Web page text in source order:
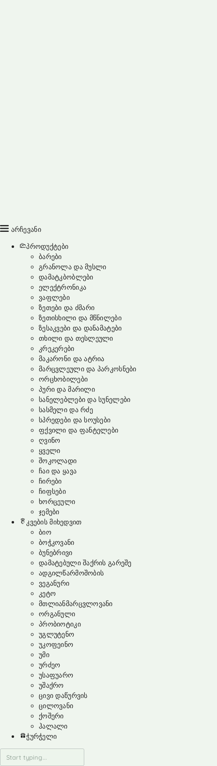
არჩევანი
პროდუქტები
ბარები
გრანოლა და მუსლი
დამატკბობლები
ელექტრონიკა
ვაფლები
ზეთები და ძმარი
ზეთისხილი და მწნილები
ზესაკვები და დანამატები
თხილი და თესლეული
კრეკერები
მაკარონი და ატრია
მარცვლეული და პარკოსნები
ორცხობილები
პური და მარილი
სანელებლები და სუნელები
სასმელი და რძე
სპრედები და სოუსები
ფქვილი და ფანტელები
ღვინო
ყველი
შოკოლადი
ჩაი და ყავა
ჩირები
ჩიფსები
ხორცეული
ჯემები
კვების მიხედვით
ბიო
ბოჭკოვანი
ბუნებრივი
დამატებული შაქრის გარეშე
ადგილწარმოშობის
ვეგანური
კეტო
მთლიანმარცვლოვანი
ორგანული
პრობიოტიკი
უგლუტენო
უკოფეინო
უმი
ურძეო
უსაფუარო
უშაქრო
ცივი დაწურვის
ცილოვანი
ქოშერი
ჰალალი
ჭურჭელი